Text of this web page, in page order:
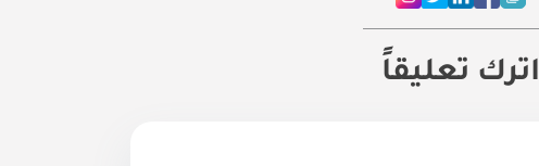
اترك تعليقاً